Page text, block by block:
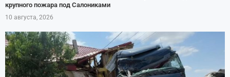
крупного пожара под Салониками
10 августа, 2026